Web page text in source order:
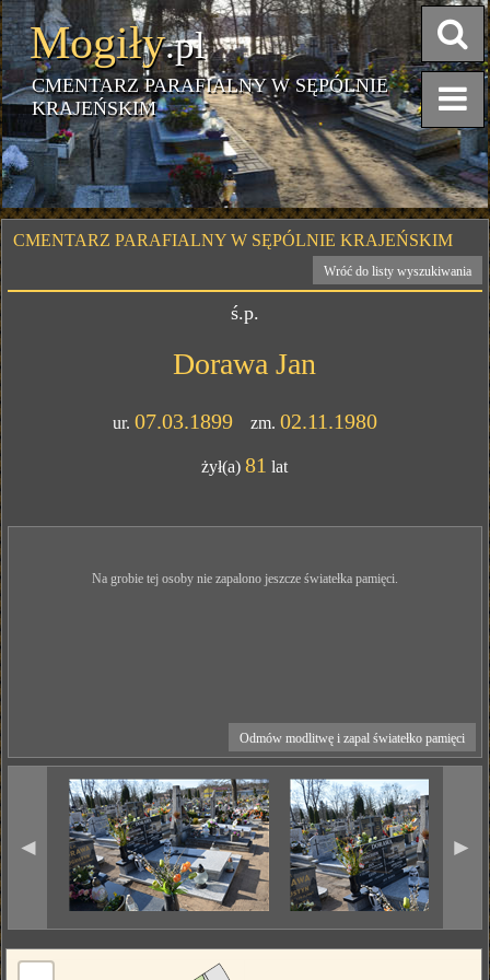
Mogiły.pl
CMENTARZ PARAFIALNY W SĘPÓLNIE
KRAJEŃSKIM
CMENTARZ PARAFIALNY W SĘPÓLNIE KRAJEŃSKIM
Wróć do listy wyszukiwania
ś.p.
Dorawa Jan
ur. 07.03.1899zm. 02.11.1980
żył(a)81 lat
Na grobie tej osoby nie zapalono jeszcze światełka pamięci.
Odmów modlitwę i zapal światełko pamięci
◄ ►